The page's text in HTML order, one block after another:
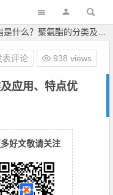
？聚氨酯的分类及应用、特点优势、合成与加工方法
应用、特点优
表评论 938 views
好文敬请关注